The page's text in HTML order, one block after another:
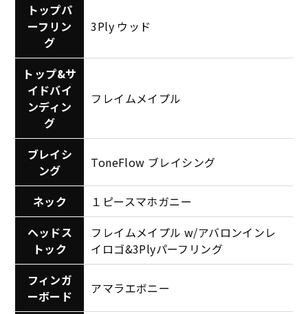
トップパ
ーフリン
グ
3Ply ウッド
トップ&サ
イドバイ
ンディン
グ
フレイムメイプル
ブレイシ
ング
ToneFlow ブレイシング
ネック
１ピースマホガニー
ヘッドス
トック
フレイムメイプル w/アバロンインレ
イロゴ&3Plyパーフリング
フィンガ
ーボード
アマラエボニー